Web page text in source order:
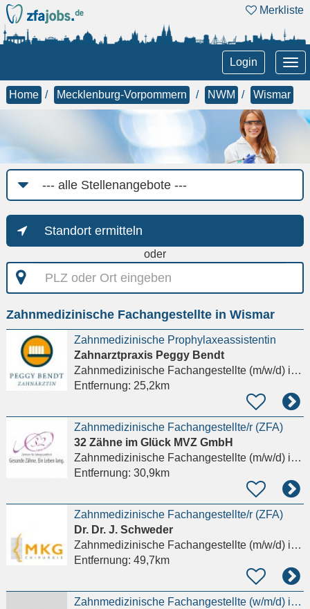
Merkliste
Login
Home Mecklenburg-Vorpommern NWM Wismar
Job-
Kategorie
Standort ermitteln
oder
PLZ
oder
eingeben
Zahnmedizinische Fachangestellte in Wismar
Zahnmedizinische Prophylaxeassistentin
Zahnarztpraxis Peggy Bendt
Zahnmedizinische Fachangestellte (m/w/d)in Blankenberg Ludwigslust-Parchim
Entfernung: 25,2km
Zahnmedizinische Fachangestellte/r (ZFA)
32 Zähne im Glück MVZ GmbH
Zahnmedizinische Fachangestellte (m/w/d)in Schwerin
Entfernung: 30,9km
Zahnmedizinische Fachangestellte/r (ZFA)
Dr. Dr. J. Schweder
Zahnmedizinische Fachangestellte (m/w/d)in Rostock
Entfernung: 49,7km
Zahnmedizinische Fachangestellte (w/m/d) im Bereich Stuhlassistenz in Voll- oder Teilzeit gesucht